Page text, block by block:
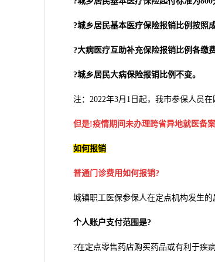
?城乡居民基本医疗保险报销比例按照
?大病医疗互助补充保险报销比例各缴
?城乡居民大病保险报销比例不变。
注：2022年3月1日起，我市参保人员在
但是!疫情期间未办理跨省异地就医备
如何报销
普通门诊费用如何报销?
城镇职工医保参保人在定点机构发生的
个人账户支付范围是?
?在定点零售药店购买药品或有利于疾